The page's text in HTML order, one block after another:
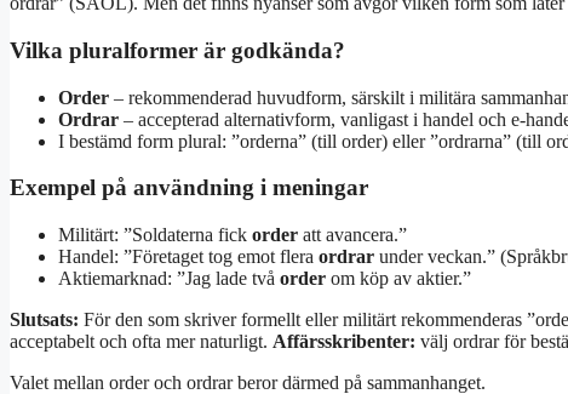
Vilka pluralformer är godkända?
Order – rekommenderad huvudform, särskilt i militära
Ordrar – accepterad alternativform, vanligast i handel och e-
I bestämd form plural: ”orderna” (till order) eller ”ordrarna” (till
Exempel på användning i meningar
Militärt: ”Soldaterna fick order att avancera.”
Handel: ”Företaget tog emot flera ordrar under veckan.”
Aktiemarknad: ”Jag lade två order om köp av aktier.”
Slutsats: För den som skriver formellt eller militärt rekommenderas
acceptabelt och ofta mer naturligt. Affärsskribenter: välj ordrar för
Valet mellan order och ordrar beror därmed på sammanhanget.